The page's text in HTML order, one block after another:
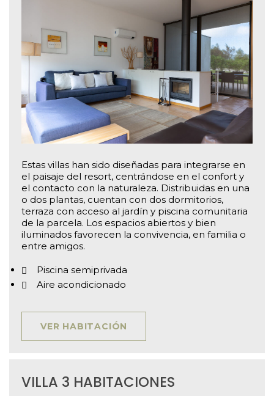
Estas villas han sido diseñadas para integrarse en
el paisaje del resort, centrándose en el confort y
el contacto con la naturaleza. Distribuidas en una
o dos plantas, cuentan con dos dormitorios,
terraza con acceso al jardín y piscina comunitaria
de la parcela. Los espacios abiertos y bien
iluminados favorecen la convivencia, en familia o
entre amigos.
Piscina semiprivada
Aire acondicionado
VER HABITACIÓN
VILLA 3 HABITACIONES